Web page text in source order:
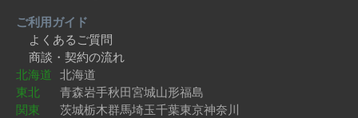
ご利用ガイド
よくあるご質問
商談・契約の流れ
北海道 北海道
東北
青森岩手秋田宮城山形福島
関東
茨城栃木群馬埼玉千葉東京神奈川